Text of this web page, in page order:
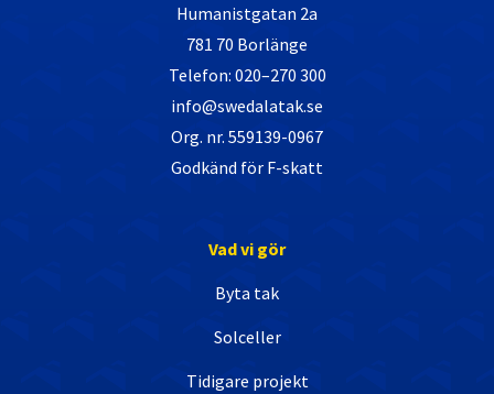
Humanistgatan 2a
781 70 Borlänge
Telefon: 020–270 300
info@swedalatak.se
Org. nr. 559139-0967
Godkänd för F-skatt
Vad vi gör
Byta tak
Solceller
Tidigare projekt